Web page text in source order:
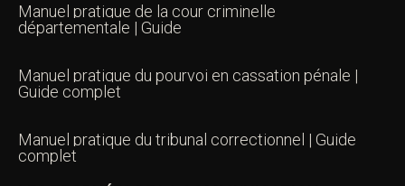
Manuel pratique de la cour criminelle
départementale | Guide
Manuel pratique du pourvoi en cassation pénale |
Guide complet
Manuel pratique du tribunal correctionnel | Guide
complet